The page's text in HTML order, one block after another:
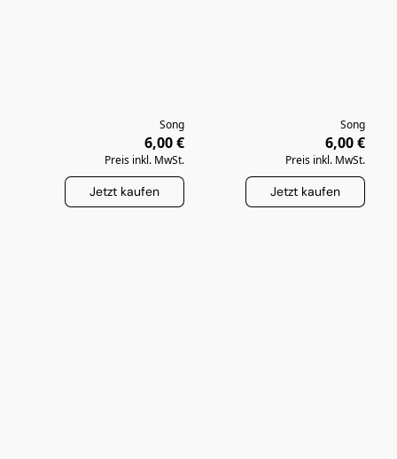
Song
6,00 €
Preis inkl. MwSt.
Jetzt kaufen
Song
6,00 €
Preis inkl. MwSt.
Jetzt kaufen